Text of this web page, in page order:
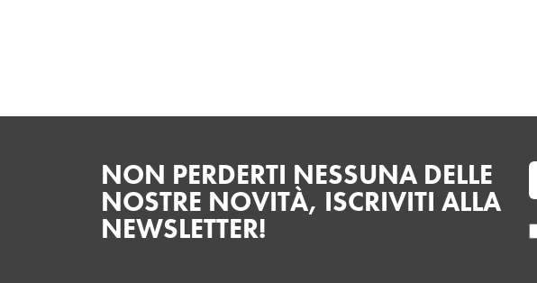
NON PERDERTI NESSUNA DELLE
NOSTRE NOVITÀ, ISCRIVITI ALLA
NEWSLETTER!